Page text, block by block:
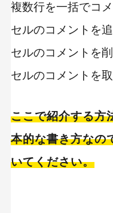
複数行を一括でコ
セルのコメントを
セルのコメントを
セルのコメントを
ここで紹介する方
本的な書き方なの
いてください。